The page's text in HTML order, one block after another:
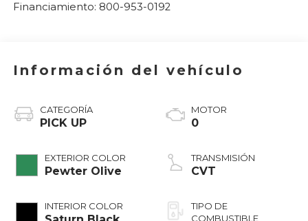
Financiamiento: 800-953-0192
Información del vehículo
CATEGORÍA
PICK UP
EXTERIOR COLOR
Pewter Olive
INTERIOR COLOR
MOTOR
0
TRANSMISIÓN
CVT
TIPO DE
COMBUSTIBLE